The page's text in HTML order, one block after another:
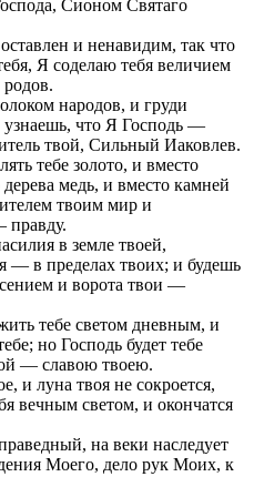
Сионом Святаго
и ненавидим, так что
Я соделаю тебя величием
народов, и груди
узнаешь, что Я Господь —
твой, Сильный Иаковлев.
тебе золото, и вместо
медь, и вместо камней
твоим мир и
правду.
в земле твоей,
— в пределах твоих; и будешь
и ворота твои —
тебе светом дневным, и
но Господь будет тебе
— славою твоею.
и луна твоя не сокроется,
вечным светом, и окончатся
на веки наследует
Моего, дело рук Моих, к